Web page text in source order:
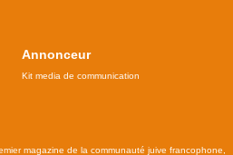
Annonceur
Kit media de communication
magazine de la communauté juive francophone,